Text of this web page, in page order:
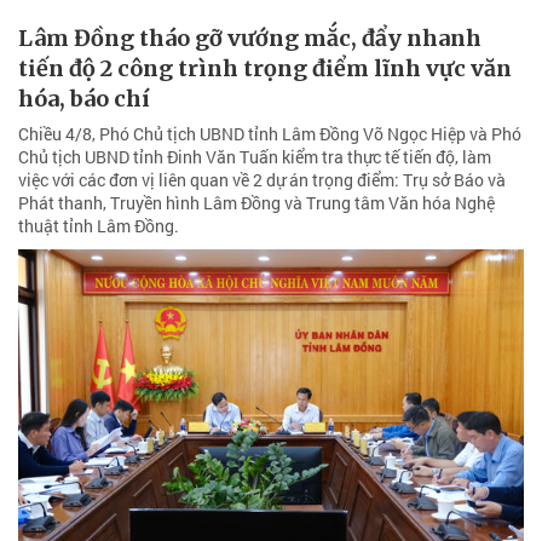
Lâm Đồng tháo gỡ vướng mắc, đẩy nhanh
tiến độ 2 công trình trọng điểm lĩnh vực văn
hóa, báo chí
Chiều 4/8, Phó Chủ tịch UBND tỉnh Lâm Đồng Võ Ngọc Hiệp và Phó
Chủ tịch UBND tỉnh Đinh Văn Tuấn kiểm tra thực tế tiến độ, làm
việc với các đơn vị liên quan về 2 dự án trọng điểm: Trụ sở Báo và
Phát thanh, Truyền hình Lâm Đồng và Trung tâm Văn hóa Nghệ
thuật tỉnh Lâm Đồng.